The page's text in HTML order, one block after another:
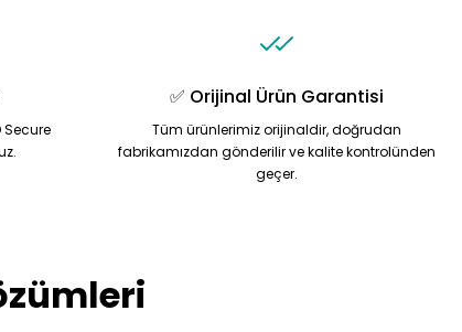
✅ Orijinal Ürün Garantisi
Tüm ürünlerimiz orijinaldir, doğrudan
fabrikamızdan gönderilir ve kalite kontrolünden
geçer.